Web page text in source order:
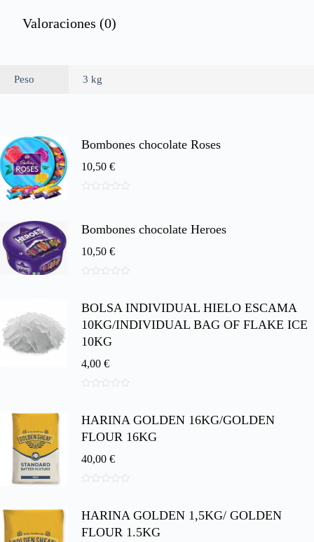
Valoraciones (0)
Peso 3 kg
Bombones chocolate Roses
10,50 €
5
Bombones chocolate Heroes
10,50 €
e
BOLSA INDIVIDUAL HIELO ESCAMA
10KG/INDIVIDUAL BAG OF FLAKE ICE
10KG
4,00 €
e
HARINA GOLDEN 16KG/GOLDEN
FLOUR 16KG
40,00 €
e
HARINA GOLDEN 1,5KG/ GOLDEN
FLOUR 1.5KG